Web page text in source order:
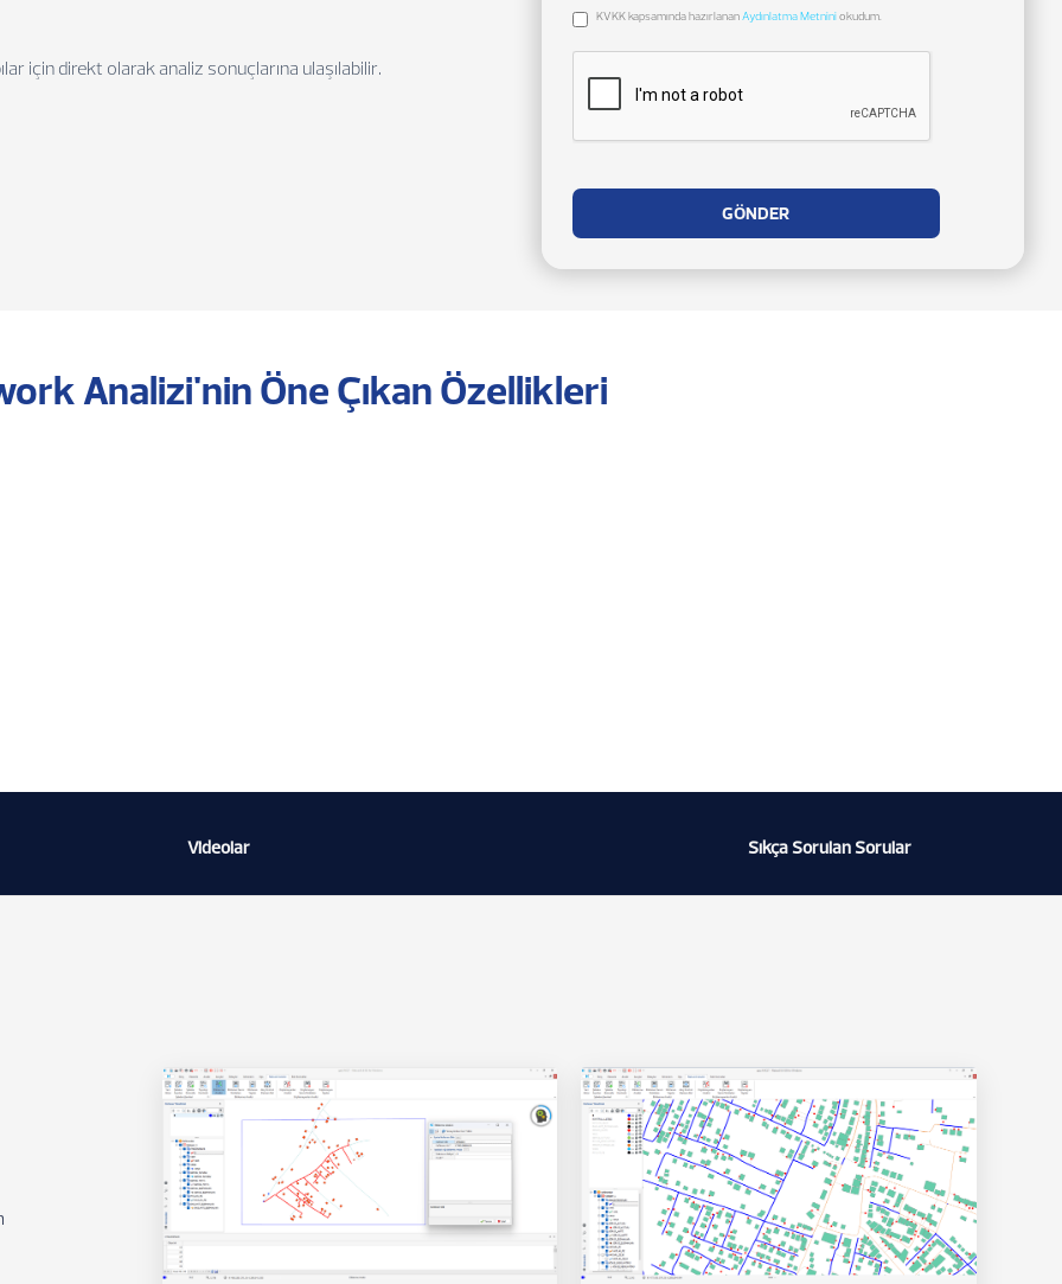
için direkt olarak analiz sonuçlarına ulaşılabilir.
KVKK kapsamında hazırlanan Aydınlatma Metniniokudum.
Analizi'nin Öne Çıkan Özellikleri
Videolar Sıkça Sorulan Sorular